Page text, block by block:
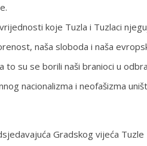
koje Tuzla i Tuzlaci
naša sloboda i naša
to su se borili naši branioci u
nacionalizma i neofašizma
Gradskog vijeća Tuzle